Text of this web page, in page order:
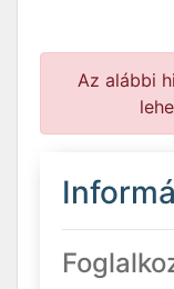
Az alábbi